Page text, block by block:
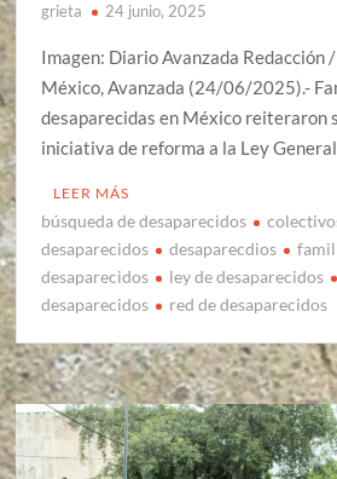
grieta 24 junio, 2025
Imagen: Diario Avanzada Redacción
México, Avanzada (24/06/2025).-
desaparecidas en México reiteraron
iniciativa de reforma a la Ley
LEER MÁS
búsqueda de desaparecidos
desaparecidos
desaparecdios
desaparecidos
ley de desaparecidos
desaparecidos
red de desaparecidos